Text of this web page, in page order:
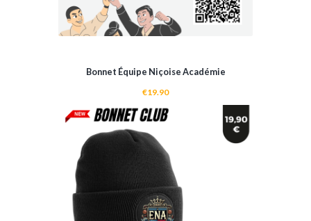
ADD TO CART
Bonnet Équipe Niçoise Académie
€19.90